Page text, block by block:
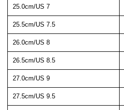
25.0cm/US 7
25.5cm/US 7.5
26.0cm/US 8
26.5cm/US 8.5
27.0cm/US 9
27.5cm/US 9.5